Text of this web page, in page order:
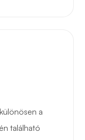
a
található